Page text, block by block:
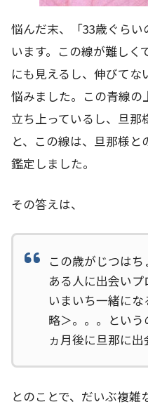
悩んだ末、「33歳ぐら
います。この線が難しく
にも見えるし、伸びてな
悩みました。この青線
立ち上っているし、旦那
と、この線は、旦那様と
鑑定しました。
その答えは、
この歳がじつはち
ある人に出会いプ
いまいち一緒に
略＞。。。とい
ヵ月後に旦那に出
とのことで、だいぶ複